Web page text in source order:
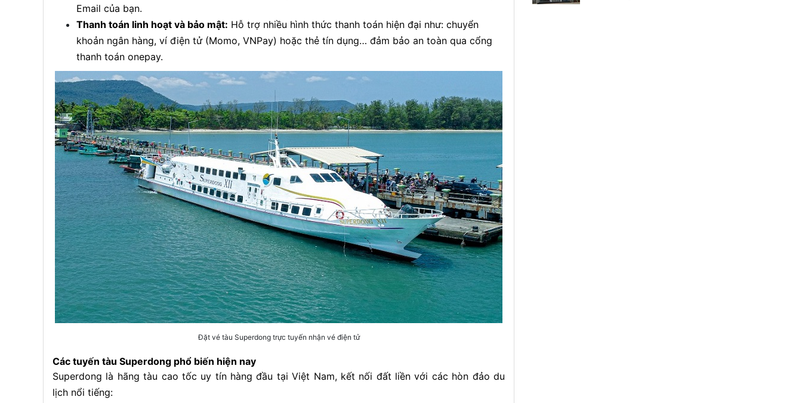
Email của bạn.
Thanh toán linh hoạt và bảo mật: Hỗ trợ nhiều hình thức thanh toán hiện đại như: chuyển
khoản ngân hàng, ví điện tử (Momo, VNPay) hoặc thẻ tín dụng… đảm bảo an toàn qua cổng
thanh toán onepay.
Đặt vé tàu Superdong trực tuyến nhận vé điện tử
Các tuyến tàu Superdong phổ biến hiện nay
Superdong là hãng tàu cao tốc uy tín hàng đầu tại Việt Nam, kết nối đất liền với các hòn đảo du
lịch nổi tiếng: